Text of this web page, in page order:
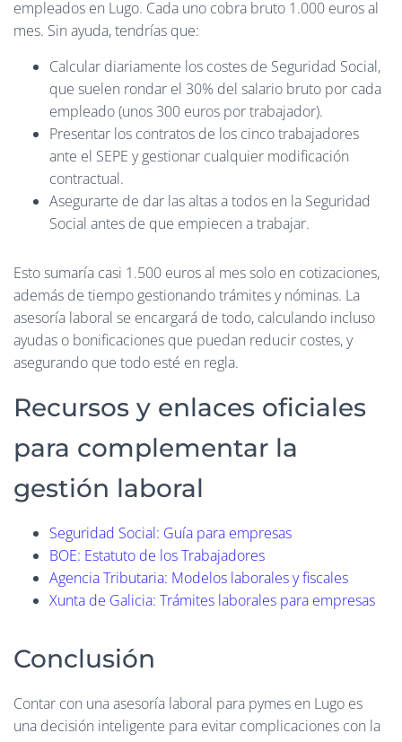
empleados en Lugo. Cada uno cobra bruto 1.000 euros al
mes. Sin ayuda, tendrías que:
Calcular diariamente los costes de Seguridad Social,
que suelen rondar el 30% del salario bruto por cada
empleado (unos 300 euros por trabajador).
Presentar los contratos de los cinco trabajadores
ante el SEPE y gestionar cualquier modificación
contractual.
Asegurarte de dar las altas a todos en la Seguridad
Social antes de que empiecen a trabajar.
Esto sumaría casi 1.500 euros al mes solo en cotizaciones,
además de tiempo gestionando trámites y nóminas. La
asesoría laboral se encargará de todo, calculando incluso
ayudas o bonificaciones que puedan reducir costes, y
asegurando que todo esté en regla.
Recursos y enlaces oficiales
para complementar la
gestión laboral
Seguridad Social: Guía para empresas
BOE: Estatuto de los Trabajadores
Agencia Tributaria: Modelos laborales y fiscales
Xunta de Galicia: Trámites laborales para empresas
Conclusión
Contar con una asesoría laboral para pymes en Lugo es
una decisión inteligente para evitar complicaciones con la